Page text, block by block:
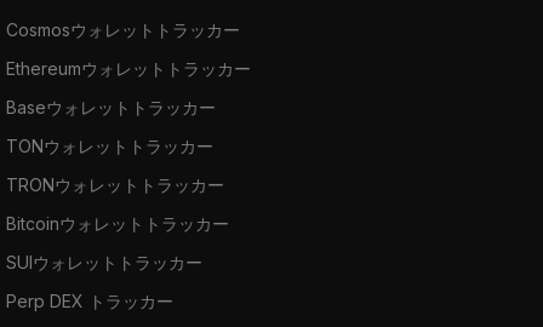
Cosmosウォレットトラッカー
Ethereumウォレットトラッカー
Baseウォレットトラッカー
TONウォレットトラッカー
TRONウォレットトラッカー
Bitcoinウォレットトラッカー
SUIウォレットトラッカー
Perp DEX トラッカー